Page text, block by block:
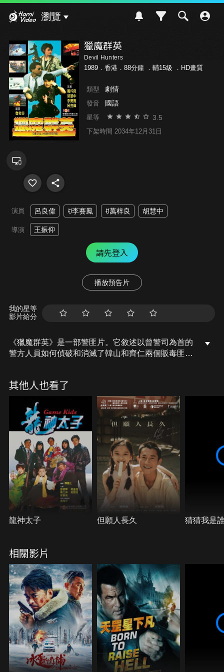
瀏覽
獵魔群英
Devil Hunters
1989．香港．88分鐘 ． 輔15級 ．HD畫質
類型 劇情
發音 國語
星等 3.5
下架時間 2034年12月31日
演員 呂良偉 ꀀ李賽鳳 ꀀ萬梓良 胡慧中
導演 王振仰
請先登入
播放預告片
我的星等
影片給分
《獵魔群英》是一部警匪片。它敘述以曾警司為首的
警方人員如何偵破和消滅了韓山和齊仁兩個販毒匪幫
誓要報仇。韓山的職權被他的部下趙成強奪，還逼他
交出幫中基金一大批寶石。韓的手下胡堅為掩護韓被
趙殺死。另一部下燕虎的家人被趙俠持了，逼得出賣
韓，燕家人得釋後即往救韓亦被趙殺死。燕死前已將
情報告知警方，警方組織了以韓的女兒泰冰，齊的兒
子齊越和女干探唐楓為骨干的專門小組對付趙。當趙
往取寶石時警方把他們包圍，經過打鬥，韓被趙殺
死，趙在石油氣爆炸中粉身碎骨。
其他人也看了
龍神太子 但願人長久 猜猜我是
相關影片